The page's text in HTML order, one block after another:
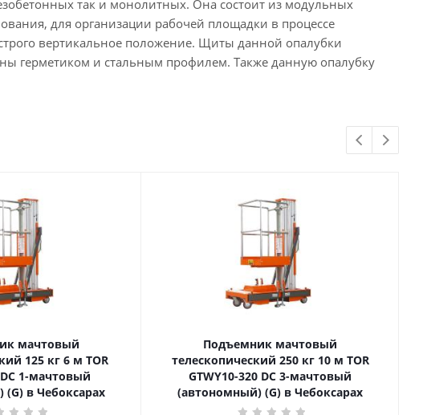
так и монолитных. Она состоит из модульных
для организации рабочей площадки в процессе
вертикальное положение. Щиты данной опалубки
и стальным профилем. Также данную опалубку
мачтовый
6 м TOR
DC 1-мачтовый
в Чебоксарах
Подъемник мачтовый
телескопический 250 кг 10 м TOR
GTWY10-320 DC 3-мачтовый
(автономный) (G) в Чебоксарах